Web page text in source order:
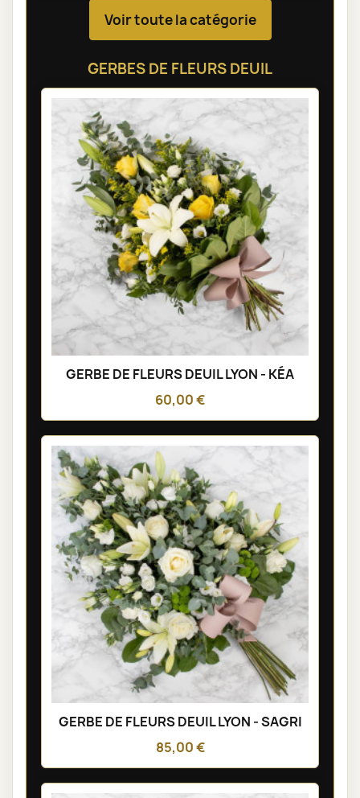
Voir toute la catégorie
GERBES DE FLEURS DEUIL
GERBE DE FLEURS DEUIL LYON - KÉA
60,00 €
GERBE DE FLEURS DEUIL LYON - SAGRI
85,00 €